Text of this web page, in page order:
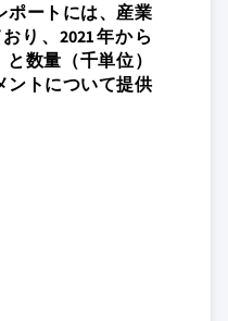
ポートには、産業
り、2021年から
数量（千単位）
ントについて提供